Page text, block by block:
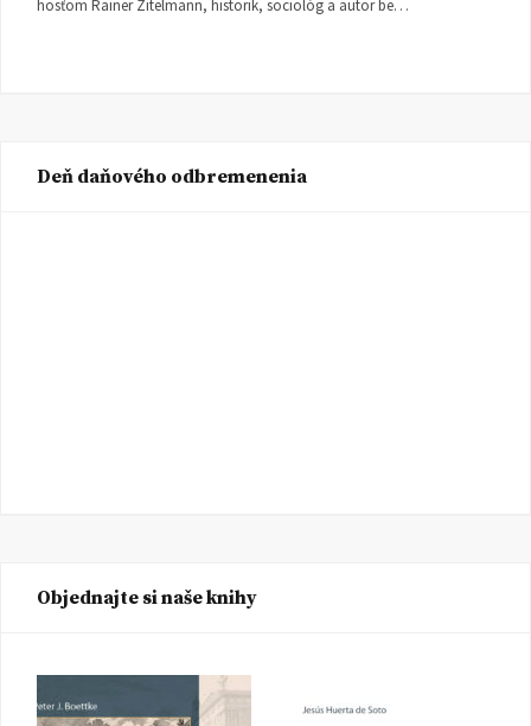
hosťom Rainer Zitelmann, historik, sociológ a autor be…
Deň daňového odbremenenia
Objednajte si naše knihy